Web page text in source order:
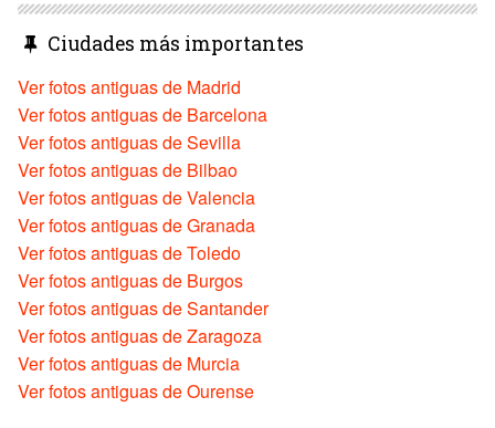
Ciudades más importantes
Ver fotos antiguas de Madrid
Ver fotos antiguas de Barcelona
Ver fotos antiguas de Sevilla
Ver fotos antiguas de Bilbao
Ver fotos antiguas de Valencia
Ver fotos antiguas de Granada
Ver fotos antiguas de Toledo
Ver fotos antiguas de Burgos
Ver fotos antiguas de Santander
Ver fotos antiguas de Zaragoza
Ver fotos antiguas de Murcia
Ver fotos antiguas de Ourense